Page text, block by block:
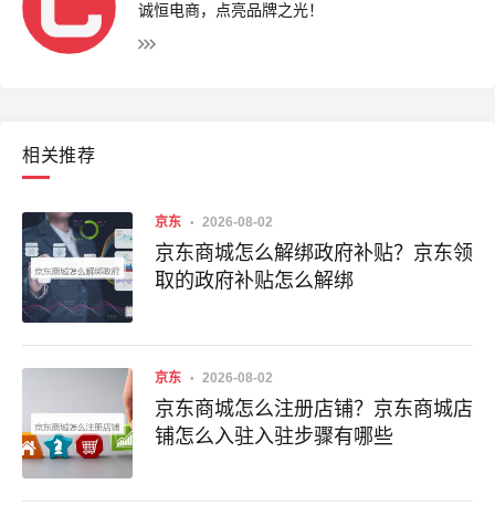
诚恒电商，点亮品牌之光！
相关推荐
京东 2026-08-02
京东商城怎么解绑政府补贴？京东领
取的政府补贴怎么解绑
京东 2026-08-02
京东商城怎么注册店铺？京东商城店
铺怎么入驻入驻步骤有哪些